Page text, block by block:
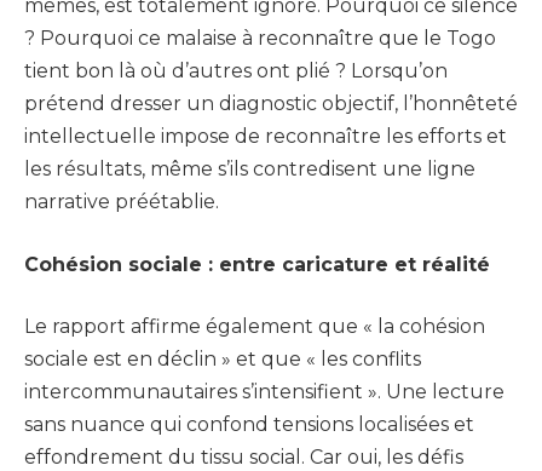
mêmes, est totalement ignoré. Pourquoi ce silence
? Pourquoi ce malaise à reconnaître que le Togo
tient bon là où d’autres ont plié ? Lorsqu’on
prétend dresser un diagnostic objectif, l’honnêteté
intellectuelle impose de reconnaître les efforts et
les résultats, même s’ils contredisent une ligne
narrative préétablie.
Cohésion sociale : entre caricature et réalité
Le rapport affirme également que « la cohésion
sociale est en déclin » et que « les conflits
intercommunautaires s’intensifient ». Une lecture
sans nuance qui confond tensions localisées et
effondrement du tissu social. Car oui, les défis